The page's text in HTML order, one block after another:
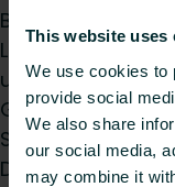
This website uses
We use cookies to
provide social
We also share
our social media,
may combine it
Bedienbarkeit
LCD-Display,
und
Gerade in
Sanierung –
Decke seine volle